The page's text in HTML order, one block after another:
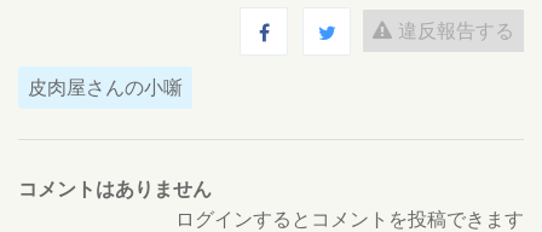
違反報告する
皮肉屋さんの小噺
コメントはありません
ログインするとコメントを投稿できます